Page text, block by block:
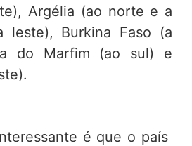
Argélia (ao norte e a
leste), Burkina Faso (a
do Marfim (ao sul) e
é que o país